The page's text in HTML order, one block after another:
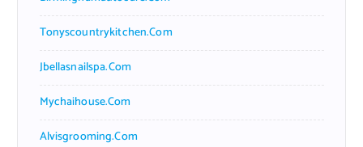
Tonyscountrykitchen.com
Jbellasnailspa.com
Mychaihouse.com
Alvisgrooming.com